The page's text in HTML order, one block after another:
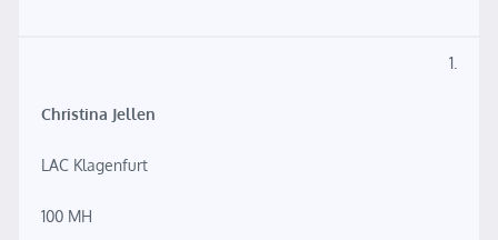
1.
Christina Jellen
LAC Klagenfurt
100 MH